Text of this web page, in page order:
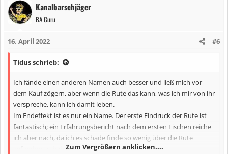
k
t
o
e
Kanalbarschjäger
BA Guru
16. April 2022 #6
Tidus schrieb:
Ich fände einen anderen Namen auch besser und ließ mich vor
dem Kauf zögern, aber wenn die Rute das kann, was ich mir von ihr
verspreche, kann ich damit leben.
Im Endeffekt ist es nur ein Name. Der erste Eindruck der Rute ist
fantastisch; ein Erfahrungsbericht nach dem ersten Fischen reiche
ich aber nach, da ich es schade finde so wenig über die Rute
gefunden zu haben.Zum Vergrößern anklicken....